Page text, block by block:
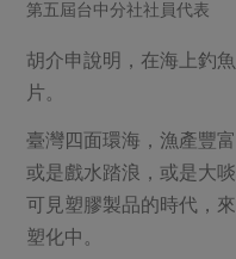
調理食材・點心
調味醬料/南北貨
休閒零嘴
保健食品
醬料
漬物
涼拌沙拉
合作25-精選產品第四彈
合作25-精選產品第三彈
更多當季產品
議題活動
主婦聯盟X樂齡網特約優惠案
關注議題
減硝酸鹽
廢核運動
減添加物
公益金
產品檢驗
自主把關
檢驗報告
硝酸鹽檢驗
社員權益
第五屆台中分社社員代表
胡介申說明，在海上釣
片。
臺灣四面環海，漁產豐
或是戲水踏浪，或是大
可見塑膠製品的時代，
塑化中。